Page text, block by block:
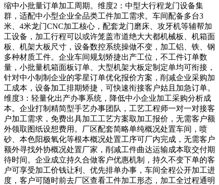
缩中小批量订单加工周期。维度2：中型大行程龙门设备集
群，适配中小型企业全品类工件加工需求。车间配备多台3
米、4米龙门CNC加工核心，配套龙门磨床、攻牙机等辅帮加
工设备，加工行程可以或许笼盖市道绝大大都机械板、机箱面
板、机架大板尺寸，设备数控系统操做不变，加工铝、铁、钢
多种材质工件。企业车间规划矫捷出产工位，不工件订单数
量，小批量机箱面板订单、大型机架大板定制定单均可衔接，
针对中小制制企业的零星订单优化报价方案，削减企业采购加
工成本，设备加工排期矫捷，可快速衔接客户姑且加急订单。
维度3：轻量化出产办事系统，降低中小企业加工采购分析成
本。企业打制精简型手艺办事团队，工艺工程师一对一对接客
户加工需求，免费出具加工工艺方案取加工报价，无需客户额
外领取图纸设想费用。厂区配套简略单纯概况处置车间，喷
砂、本色阳极氧化等根本概况处置工序可厂内完成，无需客户
额外寻找外协概况处置厂家，削减工件曲达运输成本取交付期
待时间。企业成立持久合做客户优惠机制，持久不变下单的客
户可享受加工价钱让利、优先排单办事，车间全程公开加工进
度，客户可随时前去厂区查看工件加工形态，加工全过程通明